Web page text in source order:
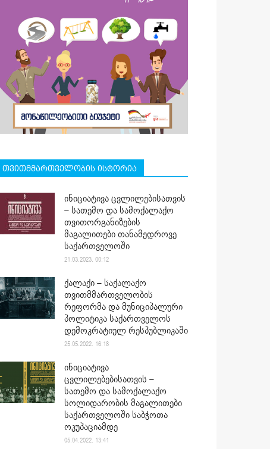
თვითმმართველობის ისტორია
ინიციატივა ცვლილებისათვის
– სათემო და სამოქალაქო
თვითორგანიზების
მაგალითები თანამედროვე
საქართველოში
21.03.2023. 00:12
ქალაქი – საქალაქო
თვითმმართველობის
რეფორმა და მუნიციპალური
პოლიტიკა საქართველოს
დემოკრატიულ რესპუბლიკაში
25.05.2022. 16:18
ინიციატივა
ცვლილებებისათვის –
სათემო და სამოქალაქო
სოლიდარობის მაგალითები
საქართველოში საბჭოთა
ოკუპაციამდე
05.04.2022. 13:41